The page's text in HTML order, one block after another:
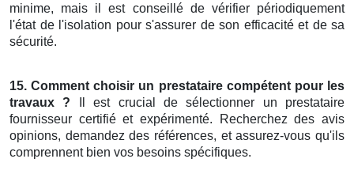
minime, mais il est conseillé de vérifier périodiquement
l'état de l'isolation pour s'assurer de son efficacité et de sa
sécurité.
15. Comment choisir un prestataire compétent pour les
travaux ? Il est crucial de sélectionner un prestataire
fournisseur certifié et expérimenté. Recherchez des avis
opinions, demandez des références, et assurez-vous qu'ils
comprennent bien vos besoins spécifiques.